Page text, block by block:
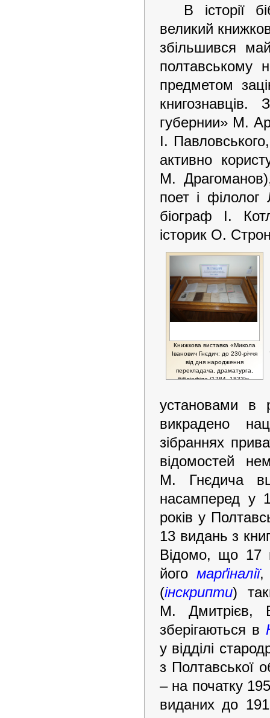
В історії
великий
збільшився
полтавському
предметом
губернии» М.
І.
активно
М.
поет і
біограф І.
історик О.
Книжкова виставка «Микола
Іванович Гнєдич: до 230-річчя
від дня народження
перекладача, драматурга,
бібліофіла (1784–1833)»,
установами в
викрадено
зібраннях
відомостей
М. Гнєдича
насамперед у
років у
13 видань з
Відомо, що 17
його марґіналії
(інскрипти)
М. Дмитрієв,
зберігаються в
у відділі
з Полтавської
– на початку
виданих до